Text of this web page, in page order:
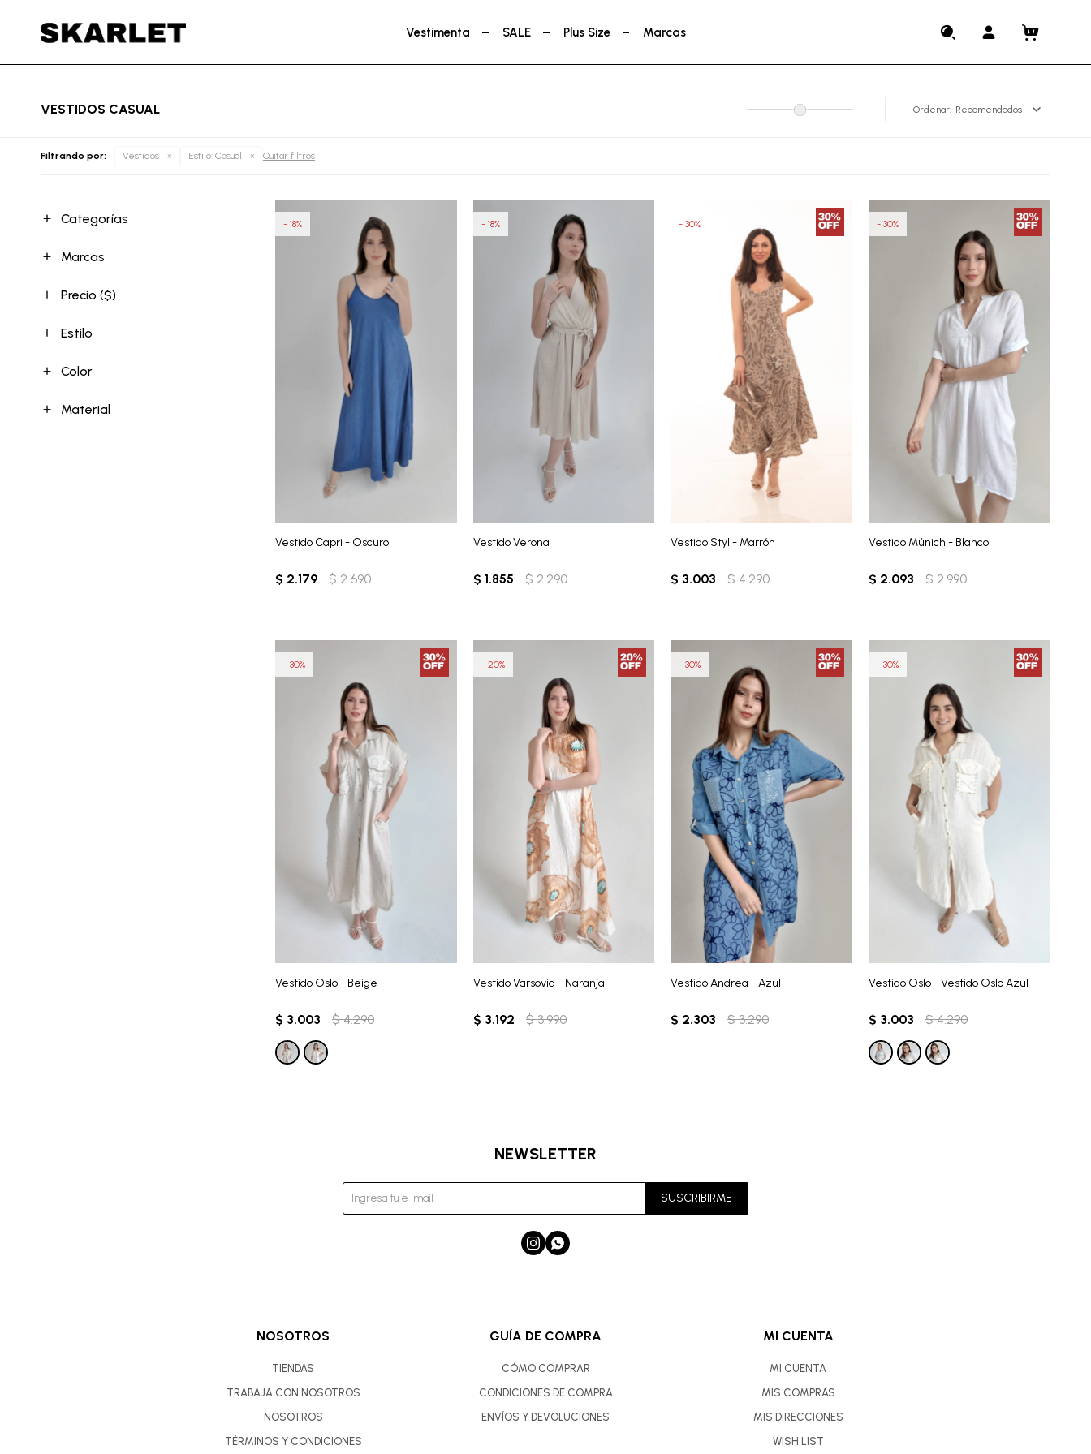
Vestimenta SALE Plus Size Marcas
VESTIDOS CASUAL Recomendados
Filtrando por: Vestidos Estilo: Casual Quitar filtros
Vestido Capri - Oscuro
$ 2.179 $ 2.690
18
Vestido Verona
$ 1.855 $ 2.290
18
Vestido Styl - Marrón
$ 3.003 $ 4.290
30
Vestido Múnich - Blanco
$ 2.093 $ 2.990
30
Vestido Oslo - Beige
$ 3.003 $ 4.290
30
Vestido Varsovia - Naranja
$ 3.192 $ 3.990
20
Vestido Andrea - Azul
$ 2.303 $ 3.290
30
Vestido Oslo - Vestido Oslo Azul
$ 3.003 $ 4.290
30
Categorías
Marcas
Precio ($)
Estilo
Color
Material
NOSOTROS
TIENDAS
TRABAJA CON NOSOTROS
NOSOTROS
TÉRMINOS Y CONDICIONES
GUÍA DE COMPRA
CÓMO COMPRAR
CONDICIONES DE COMPRA
ENVÍOS Y DEVOLUCIONES
MI CUENTA
MI CUENTA
MIS COMPRAS
MIS DIRECCIONES
WISH LIST
NEWSLETTER
SUSCRIBIRME
 